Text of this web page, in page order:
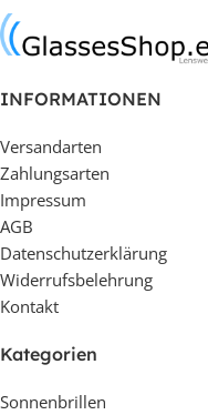
INFORMATIONEN
Versandarten
Zahlungsarten
Impressum
AGB
Datenschutzerklärung
Widerrufsbelehrung
Kontakt
Kategorien
Sonnenbrillen